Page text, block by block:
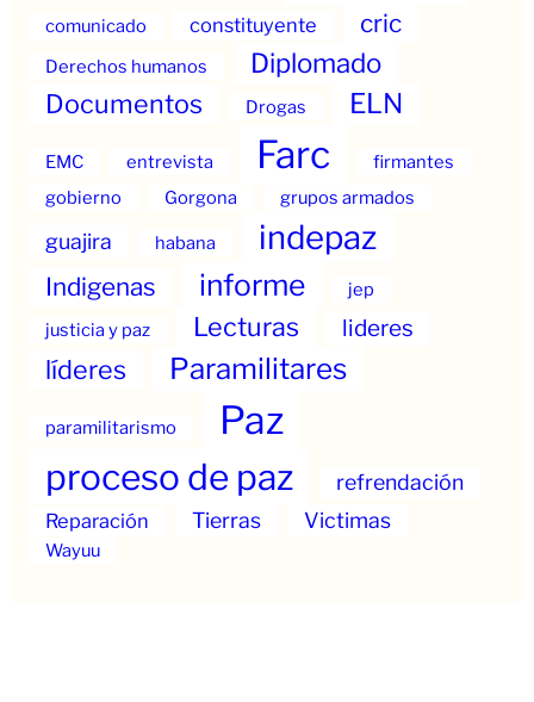
comunicado constituyente cric
Derechos humanos Diplomado
Documentos Drogas ELN
EMC entrevista Farc
firmantes
gobierno
Gorgona grupos armados
guajira habana indepaz
Indigenas informe
jep
justicia y paz
Lecturas lideres
líderes Paramilitares
paramilitarismo Paz
proceso de paz refrendación
Reparación Tierras Victimas
Wayuu